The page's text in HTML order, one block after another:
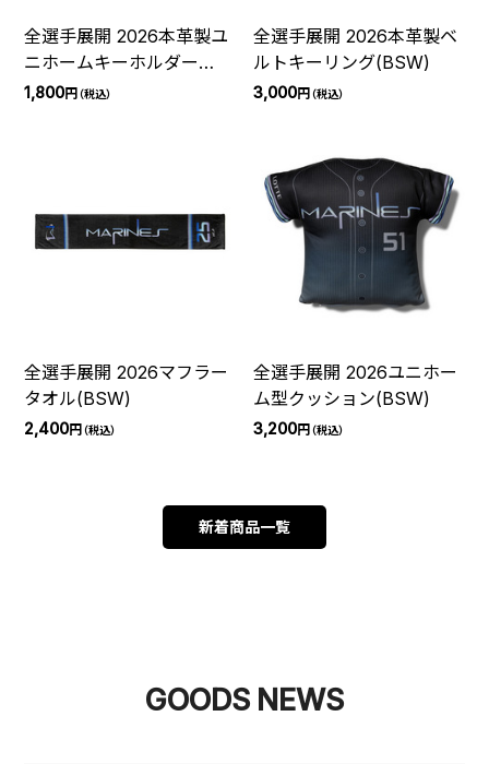
全選手展開 2026本革製ユ
ニホームキーホルダー
(BSW)
1,800円（税込）
全選手展開 2026本革製ベ
ルトキーリング(BSW)
3,000円（税込）
全選手展開 2026マフラー
タオル(BSW)
2,400円（税込）
全選手展開 2026ユニホー
ム型クッション(BSW)
3,200円（税込）
新着商品一覧
GOODS NEWS